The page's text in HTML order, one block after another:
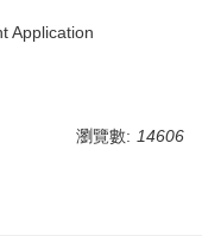
Application
瀏覽數: 14606